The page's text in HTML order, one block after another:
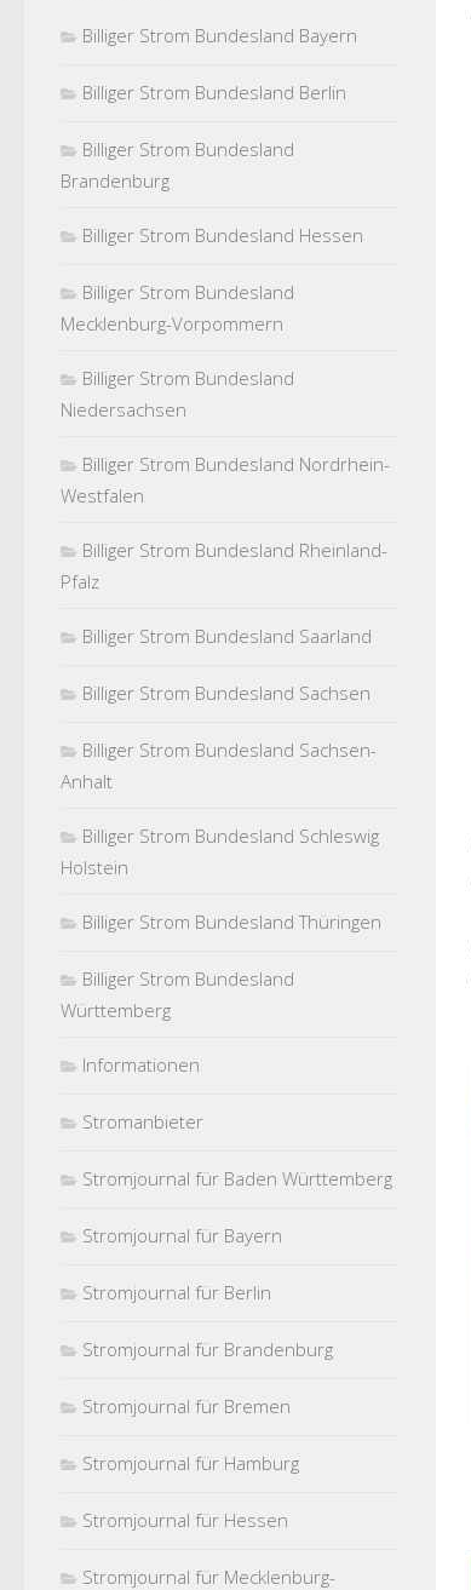
Billiger Strom Bundesland Bayern
Billiger Strom Bundesland Berlin
Billiger Strom Bundesland
Brandenburg
Billiger Strom Bundesland Hessen
Billiger Strom Bundesland
Mecklenburg-Vorpommern
Billiger Strom Bundesland
Niedersachsen
Billiger Strom Bundesland Nordrhein-
Westfalen
Billiger Strom Bundesland Rheinland-
Pfalz
Billiger Strom Bundesland Saarland
Billiger Strom Bundesland Sachsen
Billiger Strom Bundesland Sachsen-
Anhalt
Billiger Strom Bundesland Schleswig
Holstein
Billiger Strom Bundesland Thüringen
Billiger Strom Bundesland
Württemberg
Informationen
Stromanbieter
Stromjournal für Baden Württemberg
Stromjournal für Bayern
Stromjournal für Berlin
Stromjournal für Brandenburg
Stromjournal für Bremen
Stromjournal für Hamburg
Stromjournal für Hessen
Stromjournal für Mecklenburg-